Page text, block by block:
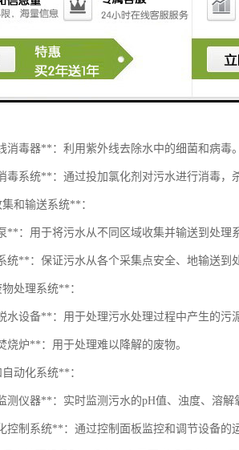
：
系统**：
：用于去除较大颗粒物，减少后续处理负荷
毒器**：利用紫外线去除水中的细菌和病毒。
系统**：通过投加氯化剂对污水进行消毒，
和输送系统**：
：用于将污水从不同区域收集并输送到处理系
**：保证污水从各个采集点安全、地输送到
处理系统**：
设备**：用于处理污水处理过程中产生的污
炉**：用于处理难以降解的废物。
动化系统**：
仪器**：实时监测污水的pH值、浊度、溶解
制系统**：通过控制面板监控和调节设备的